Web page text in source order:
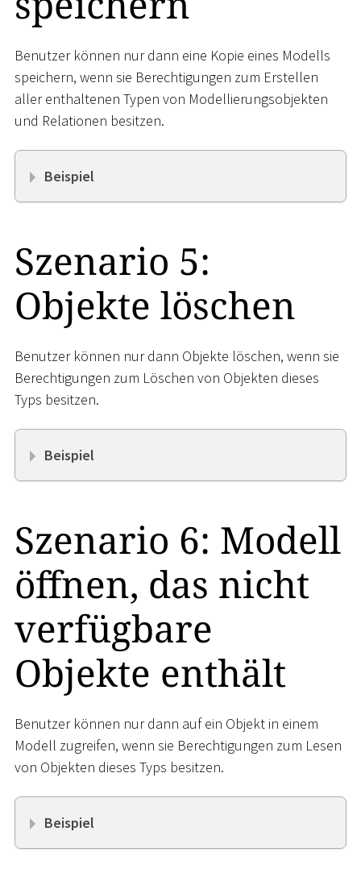
Benutzer können nur dann eine Kopie eines Modells
speichern, wenn sie Berechtigungen zum Erstellen
aller enthaltenen Typen von Modellierungsobjekten
und Relationen besitzen.
Beispiel
Szenario 5:
Objekte löschen
Benutzer können nur dann Objekte löschen, wenn sie
Berechtigungen zum Löschen von Objekten dieses
Typs besitzen.
Beispiel
Szenario 6: Modell
öffnen, das nicht
verfügbare
Objekte enthält
Benutzer können nur dann auf ein Objekt in einem
Modell zugreifen, wenn sie Berechtigungen zum Lesen
von Objekten dieses Typs besitzen.
Beispiel